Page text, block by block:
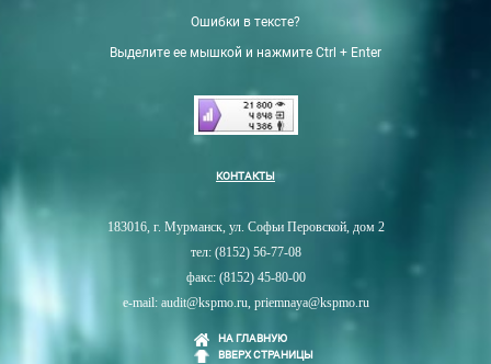
Ошибки в тексте?
Выделите ее мышкой и нажмите Ctrl + Enter
КОНТАКТЫ
183016, г. Мурманск, ул. Софьи Перовской, дом 2
тел: (8152) 56-77-08
факс: (8152) 45-80-00
e-mail: audit@kspmo.ru, priemnaya@kspmo.ru
НА ГЛАВНУЮ
ВВЕРХ СТРАНИЦЫ